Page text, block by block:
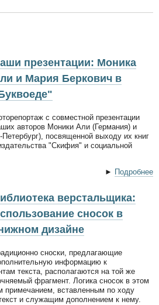
презентации: Моника
и Мария Беркович в
с совместной презентации
авторов Моники Али (Германия) и
посвященной выходу их книг
"Скифия" и социальной
► Подробнее
верстальщика:
сносок в
дизайне
сноски, предлагающие
информацию к
текста, располагаются на той же
фрагмент. Логика сносок в этом
примечанием, вставленным по ходу
и служащим дополнением к нему.